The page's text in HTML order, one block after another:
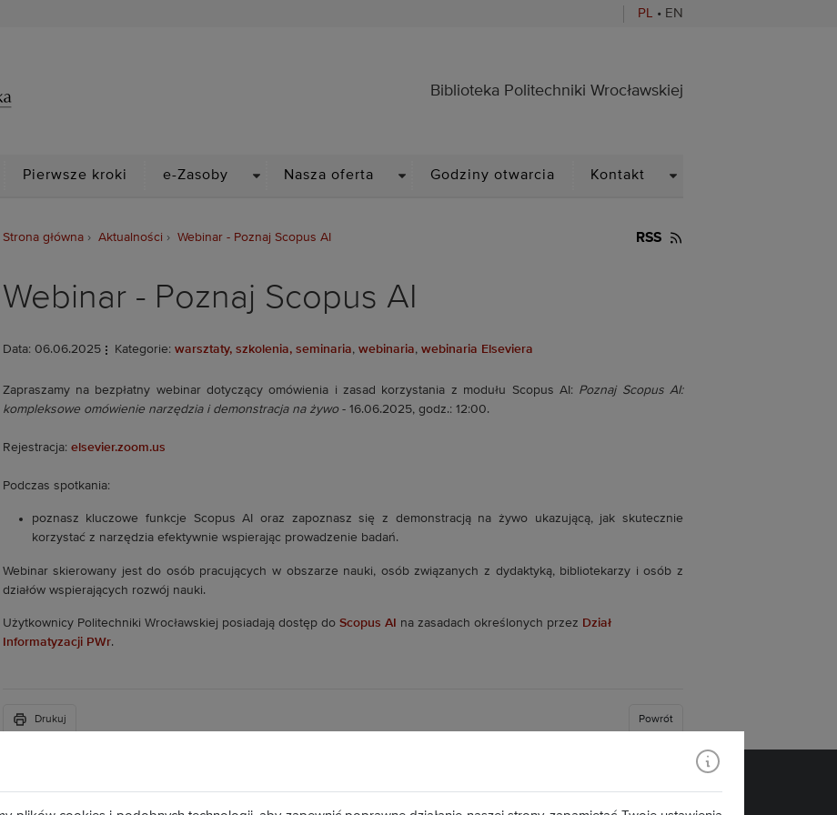
PL • EN
Biblioteka Politechniki Wrocławskiej
Biblioteka Politechniki Wrocławskiej
Pierwsze kroki e-Zasoby Nasza oferta Godziny otwarcia Kontakt
Strona główna Aktualności Webinar - Poznaj Scopus AI RSS
Webinar - Poznaj Scopus AI
Data: 06.06.2025 Kategorie: warsztaty, szkolenia, seminaria, webinaria, webinaria Elseviera
Zapraszamy na bezpłatny webinar dotyczący omówienia i zasad korzystania z modułu Scopus AI: Poznaj Scopus AI:
kompleksowe omówienie narzędzia i demonstracja na żywo- 16.06.2025, godz.: 12:00.
Rejestracja: elsevier.zoom.us
Podczas spotkania:
poznasz kluczowe funkcje Scopus AI oraz zapoznasz się z demonstracją na żywo ukazującą, jak skutecznie
korzystać z narzędzia efektywnie wspierając prowadzenie badań.
Webinar skierowany jest do osób pracujących w obszarze nauki, osób związanych z dydaktyką, bibliotekarzy i osób z
działów wspierających rozwój nauki.
Użytkownicy Politechniki Wrocławskiej posiadają dostęp do Scopus AI na zasadach określonych przez Dział
Informatyzacji PWr.
Drukuj Powrót
Plac Grunwaldzki 11
Znajdź nas: